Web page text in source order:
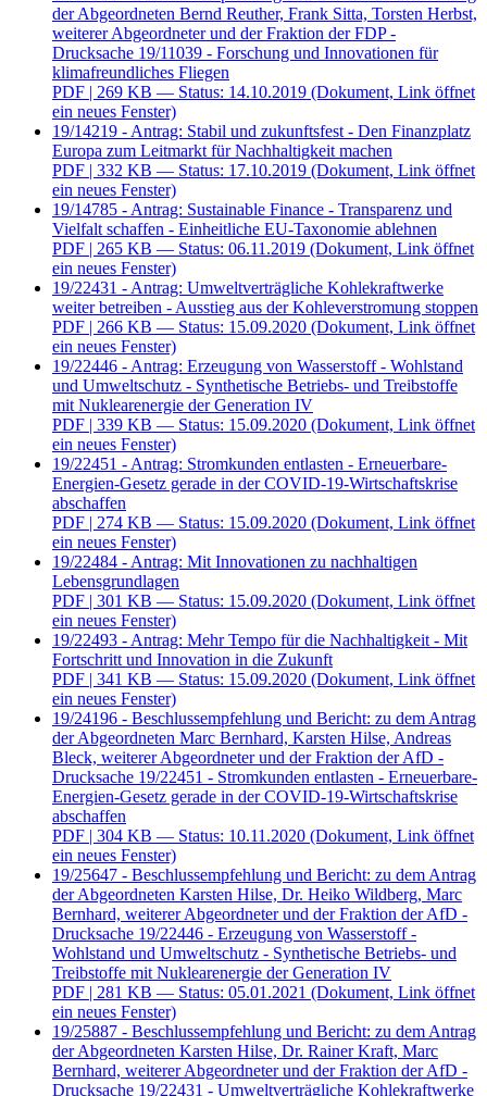
der Abgeordneten Bernd Reuther, Frank Sitta, Torsten Herbst,
weiterer Abgeordneter und der Fraktion der FDP -
Drucksache 19/11039 - Forschung und Innovationen für
klimafreundliches Fliegen
PDF | 269 KB — Status: 14.10.2019 (Dokument, Link öffnet
ein neues Fenster)
19/14219 - Antrag: Stabil und zukunftsfest - Den Finanzplatz
Europa zum Leitmarkt für Nachhaltigkeit machen
PDF | 332 KB — Status: 17.10.2019 (Dokument, Link öffnet
ein neues Fenster)
19/14785 - Antrag: Sustainable Finance - Transparenz und
Vielfalt schaffen - Einheitliche EU-Taxonomie ablehnen
PDF | 265 KB — Status: 06.11.2019 (Dokument, Link öffnet
ein neues Fenster)
19/22431 - Antrag: Umweltverträgliche Kohlekraftwerke
weiter betreiben - Ausstieg aus der Kohleverstromung stoppen
PDF | 266 KB — Status: 15.09.2020 (Dokument, Link öffnet
ein neues Fenster)
19/22446 - Antrag: Erzeugung von Wasserstoff - Wohlstand
und Umweltschutz - Synthetische Betriebs- und Treibstoffe
mit Nuklearenergie der Generation IV
PDF | 339 KB — Status: 15.09.2020 (Dokument, Link öffnet
ein neues Fenster)
19/22451 - Antrag: Stromkunden entlasten - Erneuerbare-
Energien-Gesetz gerade in der COVID-19-Wirtschaftskrise
abschaffen
PDF | 274 KB — Status: 15.09.2020 (Dokument, Link öffnet
ein neues Fenster)
19/22484 - Antrag: Mit Innovationen zu nachhaltigen
Lebensgrundlagen
PDF | 301 KB — Status: 15.09.2020 (Dokument, Link öffnet
ein neues Fenster)
19/22493 - Antrag: Mehr Tempo für die Nachhaltigkeit - Mit
Fortschritt und Innovation in die Zukunft
PDF | 341 KB — Status: 15.09.2020 (Dokument, Link öffnet
ein neues Fenster)
19/24196 - Beschlussempfehlung und Bericht: zu dem Antrag
der Abgeordneten Marc Bernhard, Karsten Hilse, Andreas
Bleck, weiterer Abgeordneter und der Fraktion der AfD -
Drucksache 19/22451 - Stromkunden entlasten - Erneuerbare-
Energien-Gesetz gerade in der COVID-19-Wirtschaftskrise
abschaffen
PDF | 304 KB — Status: 10.11.2020 (Dokument, Link öffnet
ein neues Fenster)
19/25647 - Beschlussempfehlung und Bericht: zu dem Antrag
der Abgeordneten Karsten Hilse, Dr. Heiko Wildberg, Marc
Bernhard, weiterer Abgeordneter und der Fraktion der AfD -
Drucksache 19/22446 - Erzeugung von Wasserstoff -
Wohlstand und Umweltschutz - Synthetische Betriebs- und
Treibstoffe mit Nuklearenergie der Generation IV
PDF | 281 KB — Status: 05.01.2021 (Dokument, Link öffnet
ein neues Fenster)
19/25887 - Beschlussempfehlung und Bericht: zu dem Antrag
der Abgeordneten Karsten Hilse, Dr. Rainer Kraft, Marc
Bernhard, weiterer Abgeordneter und der Fraktion der AfD -
Drucksache 19/22431 - Umweltverträgliche Kohlekraftwerke